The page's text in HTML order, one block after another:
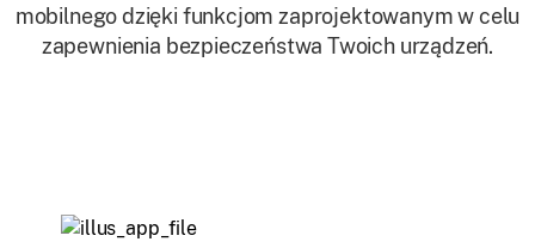
mobilnego dzięki funkcjom zaprojektowanym w celu
zapewnienia bezpieczeństwa Twoich urządzeń.